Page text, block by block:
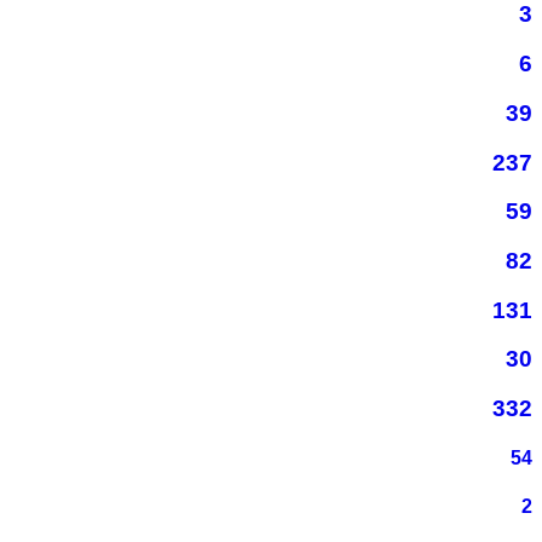
3
6
39
237
59
82
131
30
332
54
2